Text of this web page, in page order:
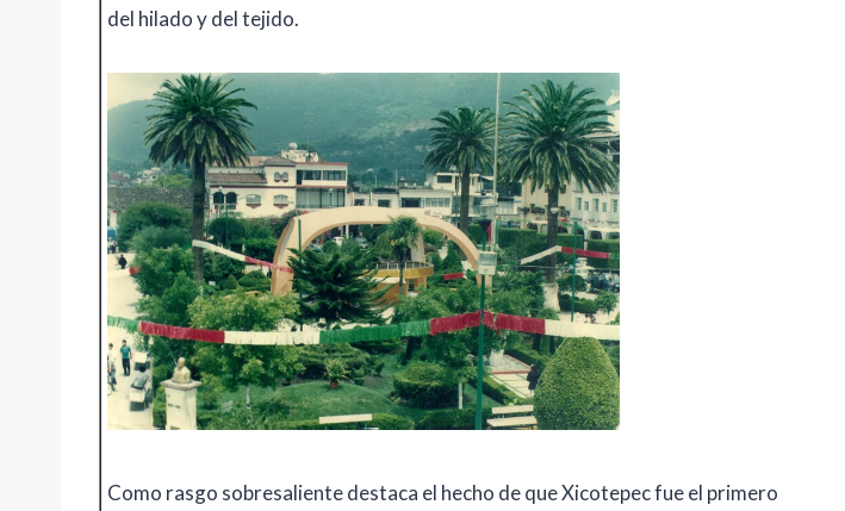
del hilado y del tejido.
Como rasgo sobresaliente destaca el hecho de que Xicotepec fue el primero